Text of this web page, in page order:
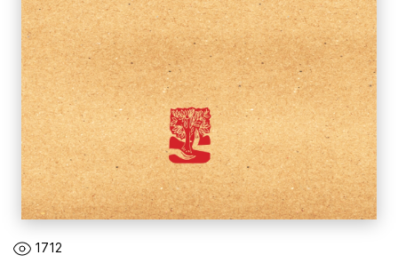
1712